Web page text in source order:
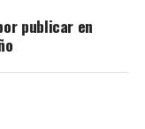
publicar en